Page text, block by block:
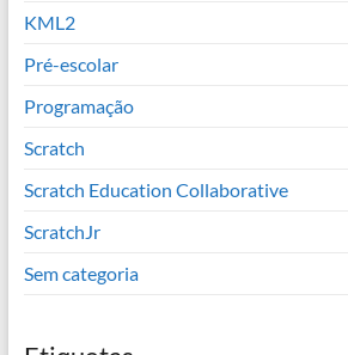
KML2
Pré-escolar
Programação
Scratch
Scratch Education Collaborative
ScratchJr
Sem categoria